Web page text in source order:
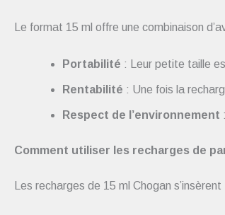
Le format 15 ml offre une combinaison
Portabilité : Leur petite taille
Rentabilité : Une fois la
Respect de l’environnement
Comment utiliser les recharges de
Les recharges de 15 ml Chogan